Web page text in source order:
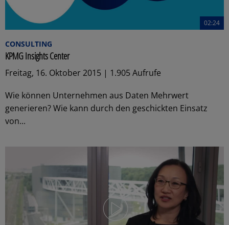
02:24
CONSULTING
KPMG Insights Center
Freitag, 16. Oktober 2015 | 1.905 Aufrufe
Wie können Unternehmen aus Daten Mehrwert
generieren? Wie kann durch den geschickten Einsatz
von...